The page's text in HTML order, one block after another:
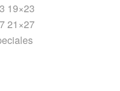
19×23
21×27